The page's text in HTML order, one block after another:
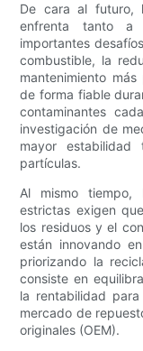
De cara al futuro,
enfrenta tanto a
importantes
combustible, la
mantenimiento
de forma fiable
contaminantes
investigación de
mayor
partículas.
Al mismo tiempo,
estrictas exigen
los residuos y el
están innovando
priorizando la
consiste en
la rentabilidad
mercado de
originales (OEM).